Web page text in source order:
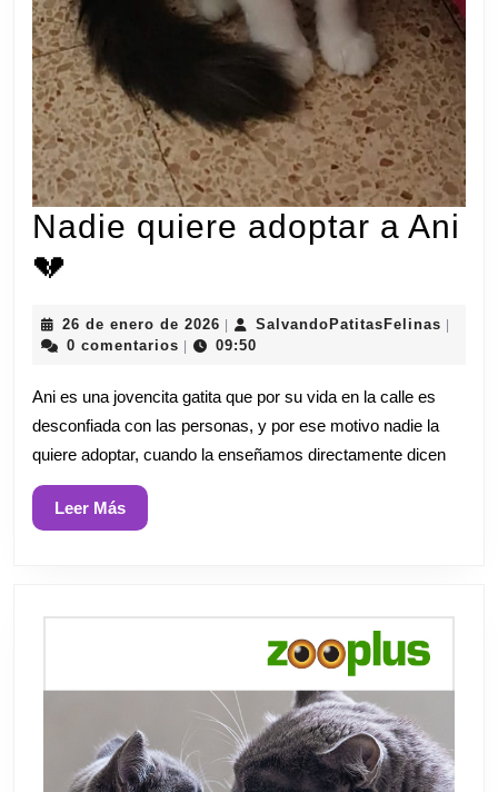
Nadie quiere adoptar a Ani
💔
adoptar
a
Ani
💔
26 de enero de 2026 26
de
2026
| SalvandoPatitasFelinas |
0 comentarios | 09:50
Ani es una jovencita gatita que por su vida en la calle es
desconfiada con las personas, y por ese motivo nadie la
quiere adoptar, cuando la enseñamos directamente dicen
Leer MásLeer
Más